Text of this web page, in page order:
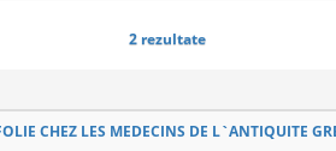
2 rezultate
CHEZ LES MEDECINS DE L`ANTIQUITE